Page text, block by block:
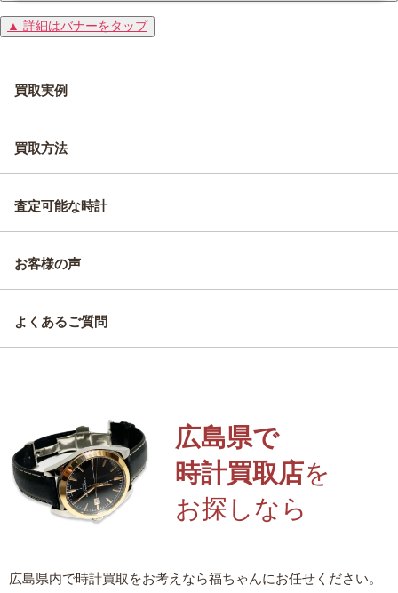
▲ 詳細はバナーをタップ
買取実例
買取方法
査定可能な時計
お客様の声
よくあるご質問
広島県で
時計買取店を
お探しなら
広島県内で時計買取をお考えなら福ちゃんにお任せください。